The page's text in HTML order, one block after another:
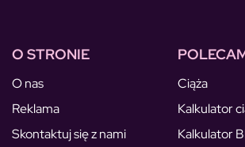
O STRONIE
O nas
Reklama
Skontaktuj się z nami
Ciąża
Kalkulator
Kalkulator